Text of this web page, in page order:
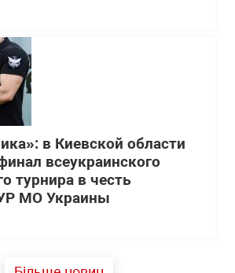
в Киевской области
всеукраинского
турнира в честь
МО Украины